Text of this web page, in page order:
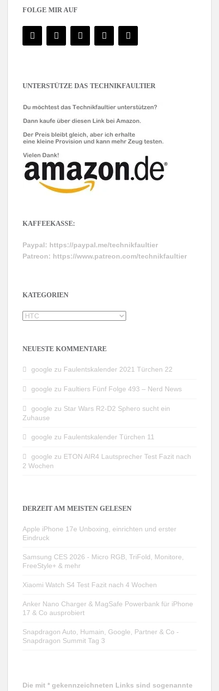
FOLGE MIR AUF
UNTERSTÜTZE DAS TECHNIKFAULTIER
KAFFEEKASSE:
Paypal: https://paypal.me/technikfaultier
Patreon: https://www.patreon.com/technikfaultier
KATEGORIEN
Kategorien
NEUESTE KOMMENTARE
google zu Faulentskalender 2021 Türchen 22
google zu Faultiers Fünf Folge 493 – Nerd News
google zu Star Wars R2-D2 Sphero sucht ein
Zuhause
google zu Faulentskalender Türchen 11
google zu ETON AIR4 Lautsprecher Test Fazit nach
2 Wochen
DERZEIT AM MEISTEN GELESEN
Apple iPhone 17e Unboxing, einrichten und erster
Eindruck
Samsung CES 2026 - Micro RGB, TriFold, Monitore,
FreeStyle+ & mehr
Xiaomi Watch S4 Test Fazit nach 4 Wochen
Anker Nano Charger & MagSafe Powerbank für iPhone
17 & Co ausprobiert
Snapdragon Auto, Humain, Google, Partner & Co -
Snapdragon Summit Tag 3
Die mit * gekennzeichneten Links sind sogenannte